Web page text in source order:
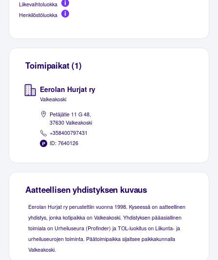
Liikevaihtoluokka
Henkilöstöluokka
Toimipaikat (1)
Eerolan Hurjat ry
Valkeakoski
Petäjätie 11 G 48,
37630 Valkeakoski
+358400797431
ID: 7640126
Aatteellisen yhdistyksen kuvaus
Eerolan Hurjat ry perustettiin vuonna 1998. Kyseessä on aatteellinen
yhdistys, jonka kotipaikka on Valkeakoski. Yhdistyksen pääasiallinen
toimiala on Urheiluseura (Profinder) ja TOL-luokitus on Liikunta- ja
urheiluseurojen toiminta. Päätoimipaikka sijaitsee paikkakunnalla
Valkeakoski.